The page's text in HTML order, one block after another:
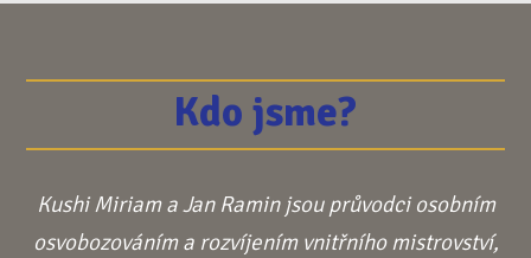
Kdo jsme?
Kushi Miriam a Jan Ramin jsou průvodci osobním
osvobozováním a rozvíjením vnitřního mistrovství,